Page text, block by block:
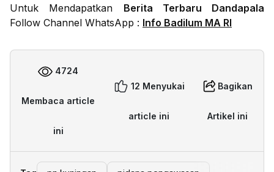
Untuk Mendapatkan Berita Terbaru Dandapala
Follow Channel WhatsApp : Info Badilum MA RI
4724
Membaca article
ini
12 Menyukai
article ini
Bagikan
Artikel ini